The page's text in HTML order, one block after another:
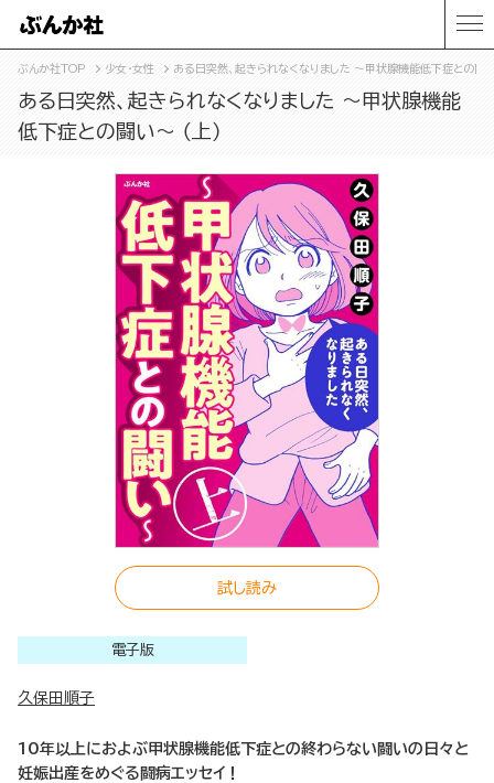
ぶんか社TOP 少女・女性 ある日突然、起きられなくなりました ～甲状腺機能低下症との闘い
ある日突然、起きられなくなりました ～甲状腺機能
低下症との闘い～ （上）
試し読み
電子版
久保田順子
10年以上におよぶ甲状腺機能低下症との終わらない闘いの日々と
妊娠出産をめぐる闘病エッセイ！